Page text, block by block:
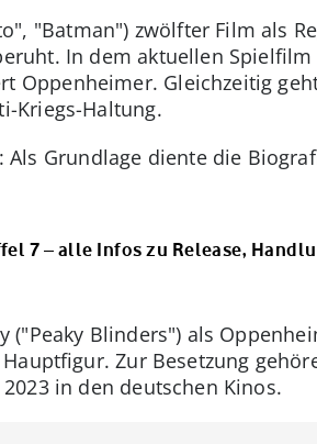
"Batman") zwölfter Film als
In dem aktuellen
Oppenheimer. Gleichzeitig
Kriegs-Haltung.
Grundlage diente die
7 – alle Infos zu Release,
("Peaky Blinders") als
Zur Besetzung
in den deutschen Kinos.